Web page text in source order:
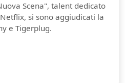
Scena", talent dedicato
si sono aggiudicati la
e Tigerplug.